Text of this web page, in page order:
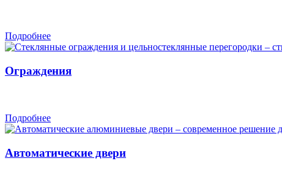
Подробнее
Ограждения
Подробнее
Автоматические двери